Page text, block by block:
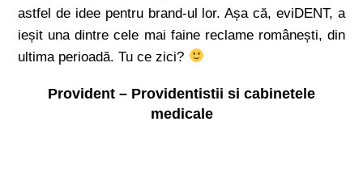
astfel de idee pentru brand-ul lor. Așa că, eviDENT, a
ieșit una dintre cele mai faine reclame românești, din
ultima perioadă. Tu ce zici?
Provident – Providentistii si cabinetele
medicale